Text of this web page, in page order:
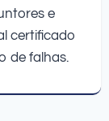
e
certificado
de falhas.